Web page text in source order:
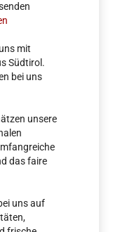
mit
Südtirol.
bei uns
unsere
das faire
uns auf